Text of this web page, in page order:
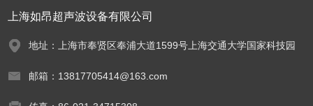
上海如昂超声波设备有限公司
地址：上海市奉贤区奉浦大道1599号上海交通大学国家科技园
邮箱：13817705414@163.com